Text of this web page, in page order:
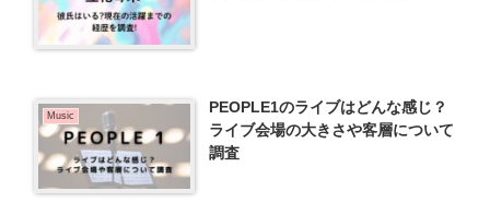
Music
PEOPLE1のライブはどんな感じ？
ライブ会場の大きさや客層について
調査